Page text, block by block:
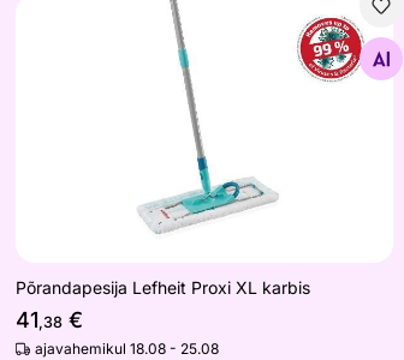
Põrandapesija Lefheit Proxi XL karbis
Otsi sarnaseid
Põrandapesija Lefheit Proxi XL karbis
41,38 €
ajavahemikul 18.08 - 25.08